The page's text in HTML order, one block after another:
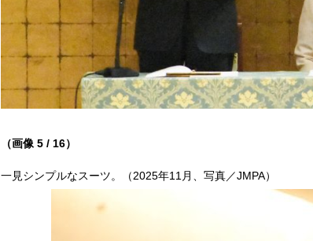
（画像 5 / 16）
一見シンプルなスーツ。（2025年11月、写真／JMPA）